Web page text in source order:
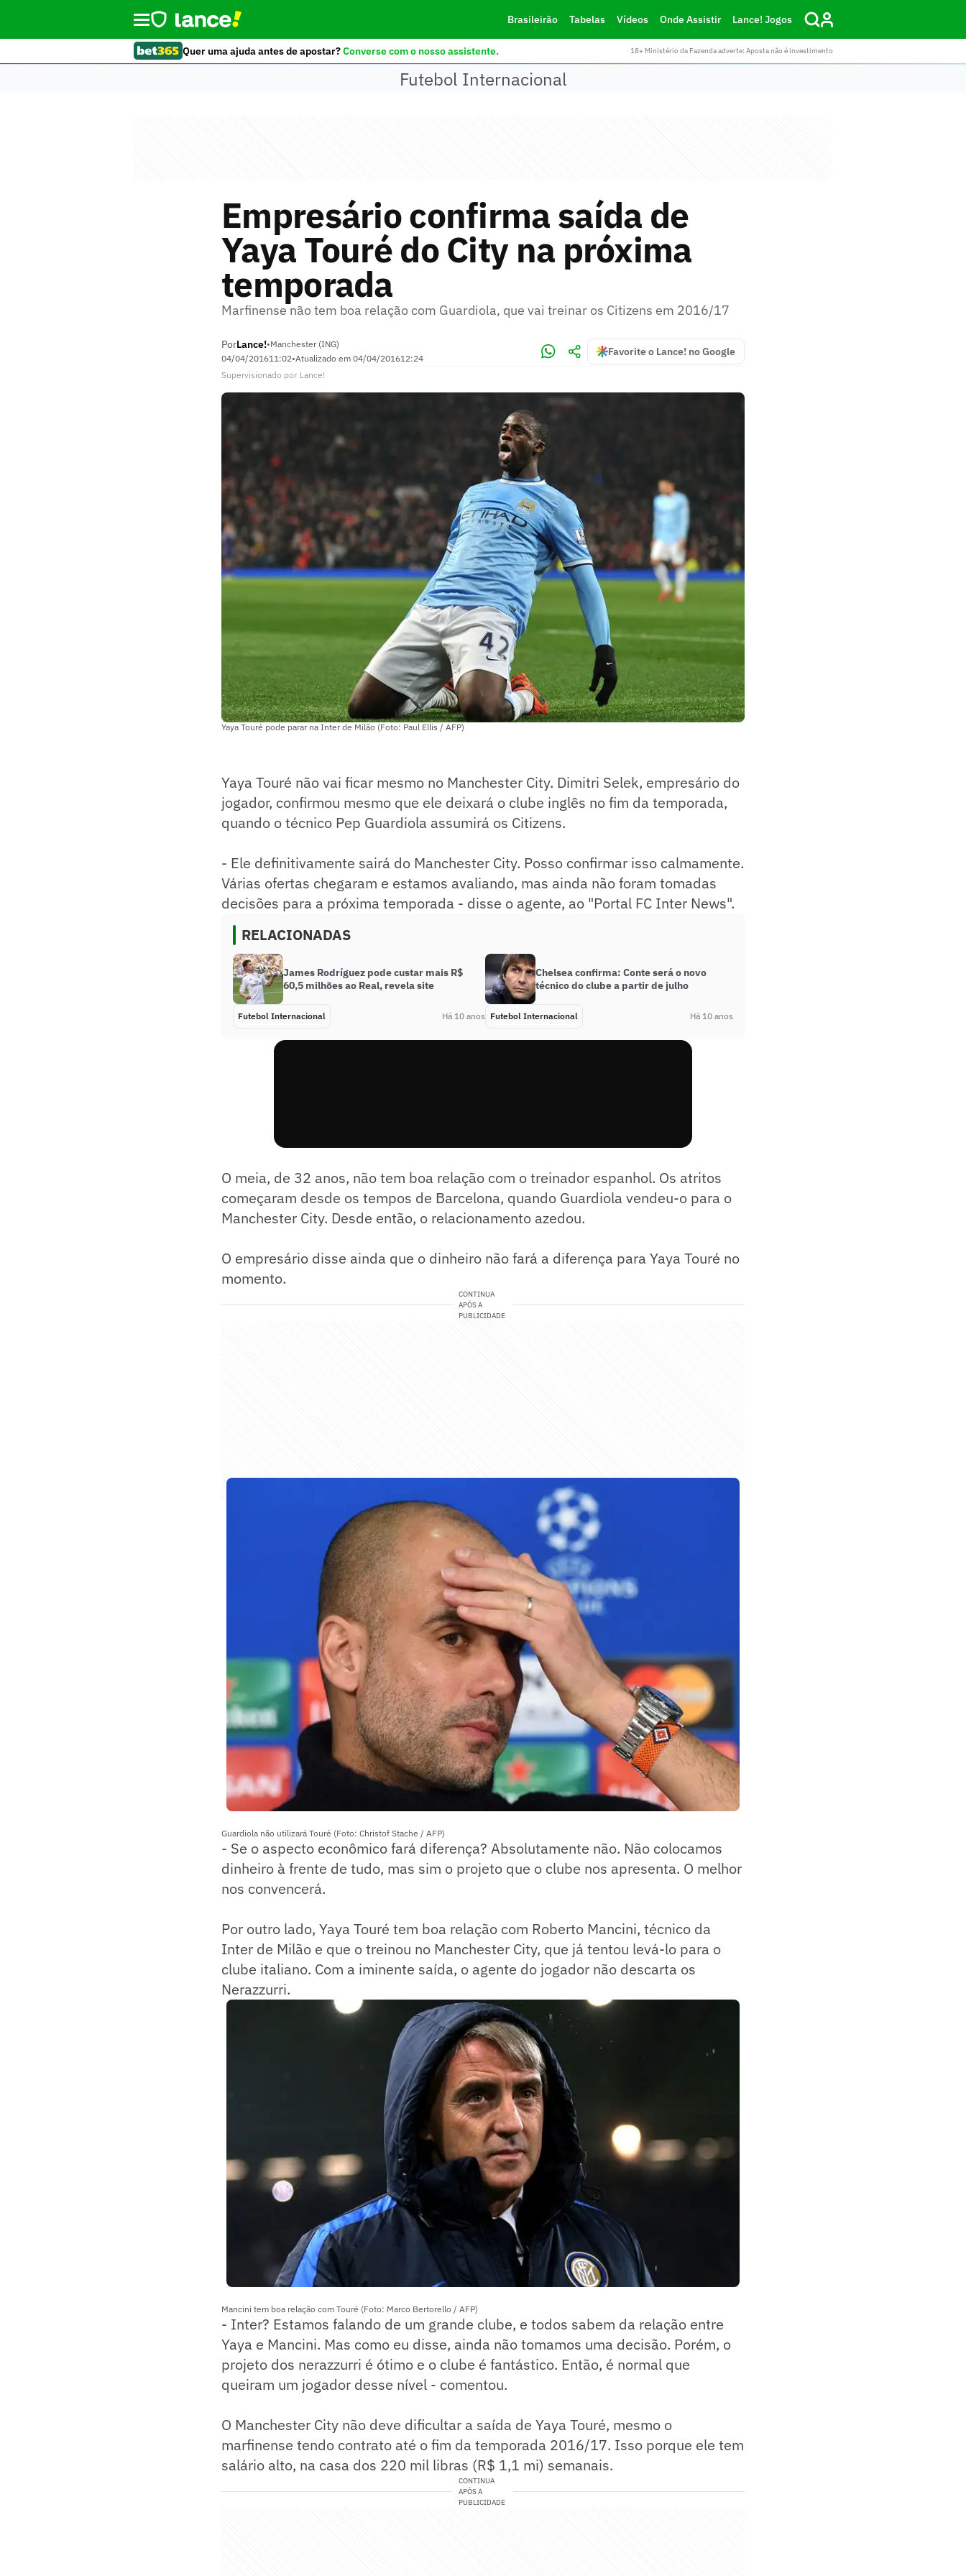
Brasileirão Tabelas Vídeos Onde Assistir Lance! Jogos
Quer uma ajuda antes de apostar?Converse com o nosso assistente. 18+ Ministério da Fazenda adverte: Aposta não é investimento
Futebol Internacional
Empresário confirma saída de
Yaya Touré do City na próxima
temporada
Marfinense não tem boa relação com Guardiola, que vai treinar os Citizens em 2016/17
PorLance!•Manchester (ING)
04/04/201611:02•Atualizado em 04/04/201612:24
Favorite o Lance! no Google
Supervisionado por Lance!
Yaya Touré pode parar na Inter de Milão (Foto: Paul Ellis / AFP)
Yaya Touré não vai ficar mesmo no Manchester City. Dimitri Selek, empresário do
jogador, confirmou mesmo que ele deixará o clube inglês no fim da temporada,
quando o técnico Pep Guardiola assumirá os Citizens.
- Ele definitivamente sairá do Manchester City. Posso confirmar isso calmamente.
Várias ofertas chegaram e estamos avaliando, mas ainda não foram tomadas
decisões para a próxima temporada - disse o agente, ao "Portal FC Inter News".
RELACIONADAS
James Rodríguez pode custar mais R$
60,5 milhões ao Real, revela site
Futebol Internacional Há 10 anos
Chelsea confirma: Conte será o novo
técnico do clube a partir de julho
Futebol Internacional Há 10 anos
O meia, de 32 anos, não tem boa relação com o treinador espanhol. Os atritos
começaram desde os tempos de Barcelona, quando Guardiola vendeu-o para o
Manchester City. Desde então, o relacionamento azedou.
O empresário disse ainda que o dinheiro não fará a diferença para Yaya Touré no
momento.
CONTINUA
APÓS A
PUBLICIDADE
Guardiola não utilizará Touré (Foto: Christof Stache / AFP)
- Se o aspecto econômico fará diferença? Absolutamente não. Não colocamos
dinheiro à frente de tudo, mas sim o projeto que o clube nos apresenta. O melhor
nos convencerá.
Por outro lado, Yaya Touré tem boa relação com Roberto Mancini, técnico da
Inter de Milão e que o treinou no Manchester City, que já tentou levá-lo para o
clube italiano. Com a iminente saída, o agente do jogador não descarta os
Nerazzurri.
Mancini tem boa relação com Touré (Foto: Marco Bertorello / AFP)
- Inter? Estamos falando de um grande clube, e todos sabem da relação entre
Yaya e Mancini. Mas como eu disse, ainda não tomamos uma decisão. Porém, o
projeto dos nerazzurri é ótimo e o clube é fantástico. Então, é normal que
queiram um jogador desse nível - comentou.
O Manchester City não deve dificultar a saída de Yaya Touré, mesmo o
marfinense tendo contrato até o fim da temporada 2016/17. Isso porque ele tem
salário alto, na casa dos 220 mil libras (R$ 1,1 mi) semanais.
CONTINUA
APÓS A
PUBLICIDADE